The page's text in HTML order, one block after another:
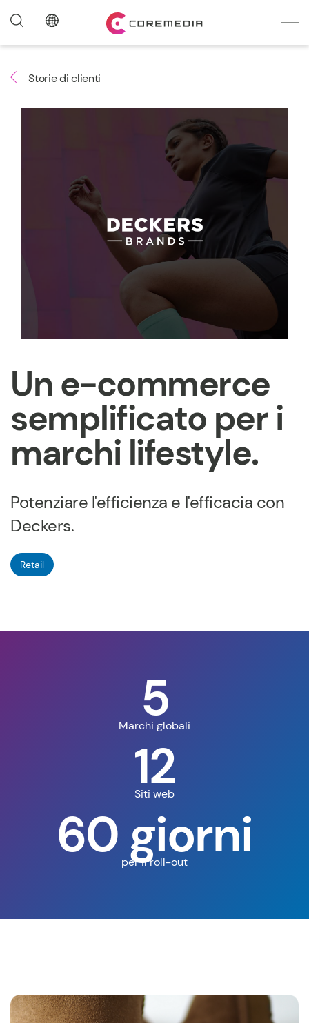
Storie di clienti
Un e-commerce
semplificato per i
marchi lifestyle.
Potenziare l'efficienza e l'efficacia con
Deckers.
Retail
5
Marchi globali
12
Siti web
60 giorni
per il roll-out